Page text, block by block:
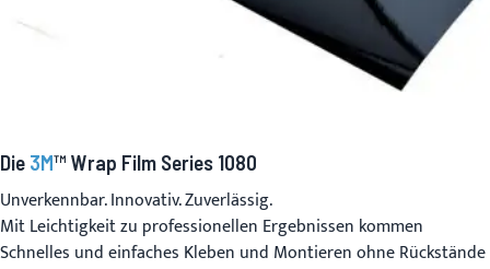
Die 3M™ Wrap Film Series 1080
Unverkennbar. Innovativ. Zuverlässig.
Mit Leichtigkeit zu professionellen Ergebnissen kommen
Schnelles und einfaches Kleben und Montieren ohne Rückstände